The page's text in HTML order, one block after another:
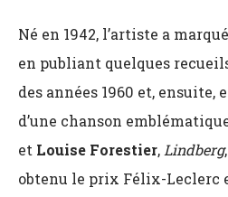
Né en 1942, l’artiste a
en publiant quelques
des années 1960 et,
d’une chanson
et Louise Forestier, Lindberg
obtenu le prix Félix-Leclerc